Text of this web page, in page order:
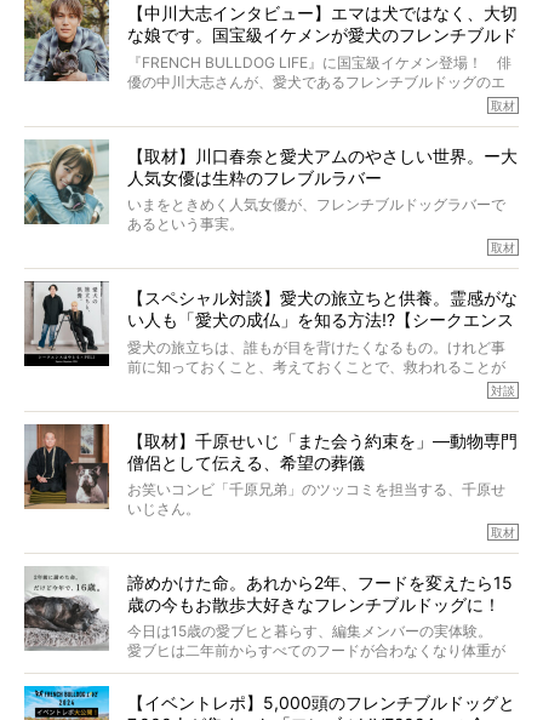
太郎のオーナーである佐藤さんご夫婦に、治療の選択やケ
アについて詳しくお話しをうかがいました。
り添いたいと思う。
その悲しみをいますぐ解消することはできないが、話をき
いて、泣いたり笑ったりするのもいいだろう。
こんな子だった、こんなにいい子だった、ほんとうに愛し
ていたと。
ぼくらは上沼恵美子さんのご自宅へ伺って、お話をきこう
と思った。
【中川大志インタビュー】エマは犬ではなく、大切
な娘です。国宝級イケメンが愛犬のフレンチブルド
ッグと一緒に登場
『FRENCH BULLDOG LIFE』に国宝級イケメン登場！ 俳
優の中川大志さんが、愛犬であるフレンチブルドッグのエ
マちゃん（2歳の女の子）にメロメロとの情報を聞きつけ、
カエピソードが次から次へと飛び出しました。
取材
【取材】川口春奈と愛犬アムのやさしい世界。ー大
人気女優は生粋のフレブルラバー
いまをときめく人気女優が、フレンチブルドッグラバーで
あるという事実。
とりを目の当たりにするほどに、そのフレンチブルドッグ
愛がわたしたちのそれとまったく同じであることに、なん
だかうれしくなってしまったのでした。
春奈さんとアムちゃんのすてきな暮らしを、BUHI編集長の
小西がいつくしみながら、切り取らせていただきます。
取材
【スペシャル対談】愛犬の旅立ちと供養。霊感がな
い人も「愛犬の成仏」を知る方法!?【シークエンス
はやとも×PELI】
愛犬の旅立ちは、誰もが目を背けたくなるもの。けれど事
前に知っておくこと、考えておくことで、救われることが
力をもつお笑い芸人「シークエンスはやとも」さんに、愛
犬の旅立ちや供養についてインタビュー。
インタビュアー兼対談相手は、大の犬好きで心霊分野の知
識にも長けているPELIさん。
「愛犬が旅立ったあと、ベッドやおもちゃはどうすればい
くれる？」
さらには、霊感がない人でも愛犬が成仏したことを知る方
法まで。
お笑い芸人だからこそ暗くなりすぎない、むしろ心がスッ
と軽くなる。
永久保存版のスペシャル対談です！
対談
【取材】千原せいじ「また会う約束を」―動物専門
僧侶として伝える、希望の葬儀
お笑いコンビ「千原兄弟」のツッコミを担当する、千原せ
いじさん。
た。
僧侶としての名は「靖賢（せいけん）」。
当時54歳という年齢にして、なぜ動物専門僧侶という道を
選んだのか。
また、愛犬の旅立ちとどのように向き合うべきなのか。
た。
取材
諦めかけた命。あれから2年、フードを変えたら15
歳の今もお散歩大好きなフレンチブルドッグに！
今日は15歳の愛ブヒと暮らす、編集メンバーの実体験。
愛ブヒは二年前からすべてのフードが合わなくなり体重が
激減。検査をしても異常はなく「年齢のせいですね…」と言
もう諦めるしかないのかな…そんなとき、我が家に届いたの
【イベントレポ】5,000頭のフレンチブルドッグと